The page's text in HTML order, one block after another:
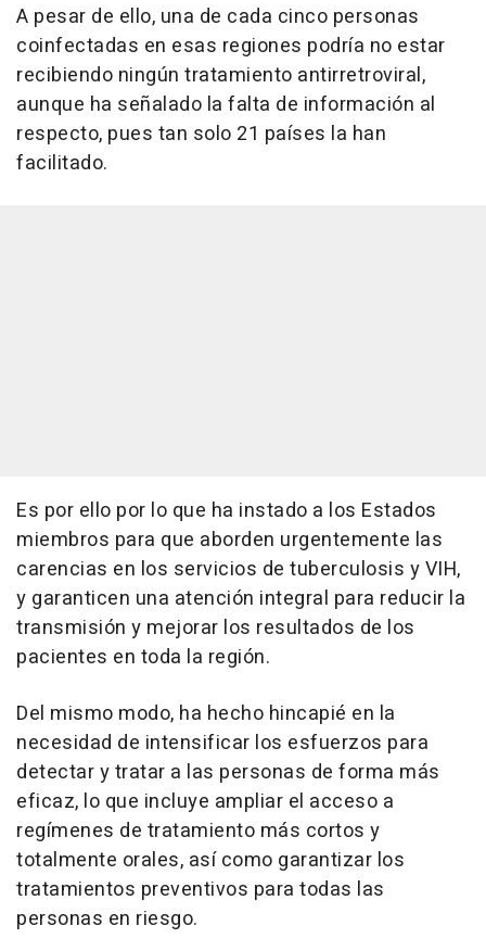
A pesar de ello, una de cada cinco personas
coinfectadas en esas regiones podría no estar
recibiendo ningún tratamiento antirretroviral,
aunque ha señalado la falta de información al
respecto, pues tan solo 21 países la han
facilitado.
Es por ello por lo que ha instado a los Estados
miembros para que aborden urgentemente las
carencias en los servicios de tuberculosis y VIH,
y garanticen una atención integral para reducir la
transmisión y mejorar los resultados de los
pacientes en toda la región.
Del mismo modo, ha hecho hincapié en la
necesidad de intensificar los esfuerzos para
detectar y tratar a las personas de forma más
eficaz, lo que incluye ampliar el acceso a
regímenes de tratamiento más cortos y
totalmente orales, así como garantizar los
tratamientos preventivos para todas las
personas en riesgo.